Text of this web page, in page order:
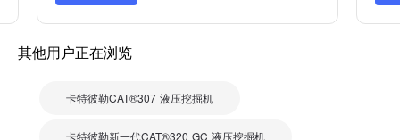
其他用户正在浏览
卡特彼勒CAT®307 液压挖掘机
卡特彼勒新一代CAT®320 GC 液压挖掘机